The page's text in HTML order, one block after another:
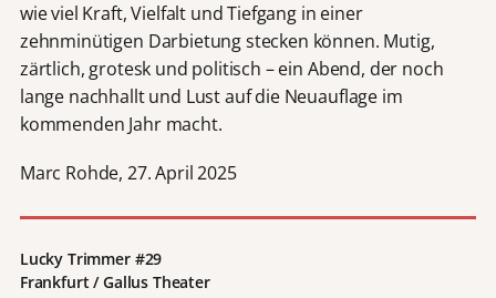
wie viel Kraft, Vielfalt und Tiefgang in einer
zehnminütigen Darbietung stecken können. Mutig,
zärtlich, grotesk und politisch – ein Abend, der noch
lange nachhallt und Lust auf die Neuauflage im
kommenden Jahr macht.
Marc Rohde, 27. April 2025
Lucky Trimmer #29
Frankfurt / Gallus Theater